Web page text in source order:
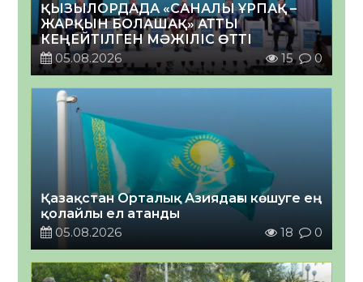
ҚЫЗЫЛОРДАДА «САНАЛЫ ҰРПАҚ –
ЖАРҚЫН БОЛАШАҚ» АТТЫ
КЕҢЕЙТІЛГЕН МӘЖІЛІС ӨТТІ
05.08.2026
15 0
Қазақстан Орталық Азиядағы көшуге ең
қолайлы ел атанды
05.08.2026
18 0